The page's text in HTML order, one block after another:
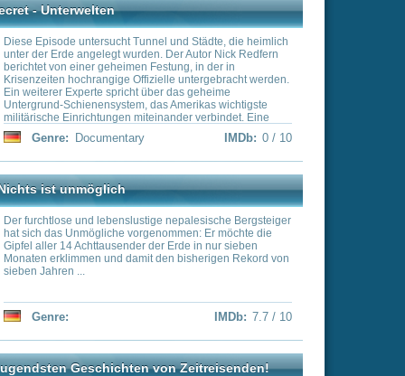
Bergsteiger
Er möchte die
Erde in nur sieben
bisherigen Rekord von
IMDb:7.7 / 10
Zeitreisenden!
die behaupten, aus der
Artefakten, die
– dieses Video
die Zeit. Erfahre mehr
Titor, der vorgab, aus
die rätselhafte
die angeblich
Bist du bereit, die
und einen Blick in
werfen?
IMDb:0 / 10
Lebewesen
ist dran an UFO-
Spurensuche.